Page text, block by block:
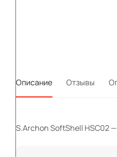
Описание Отзывы
S.Archon SoftShell HSC02